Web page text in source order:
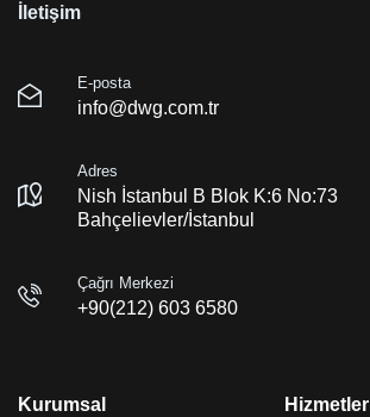
İletişim
E-posta
info@dwg.com.tr
Adres
Nish İstanbul B Blok K:6 No:73
Bahçelievler/İstanbul
Çağrı Merkezi
+90(212) 603 6580
Kurumsal Hizmetler